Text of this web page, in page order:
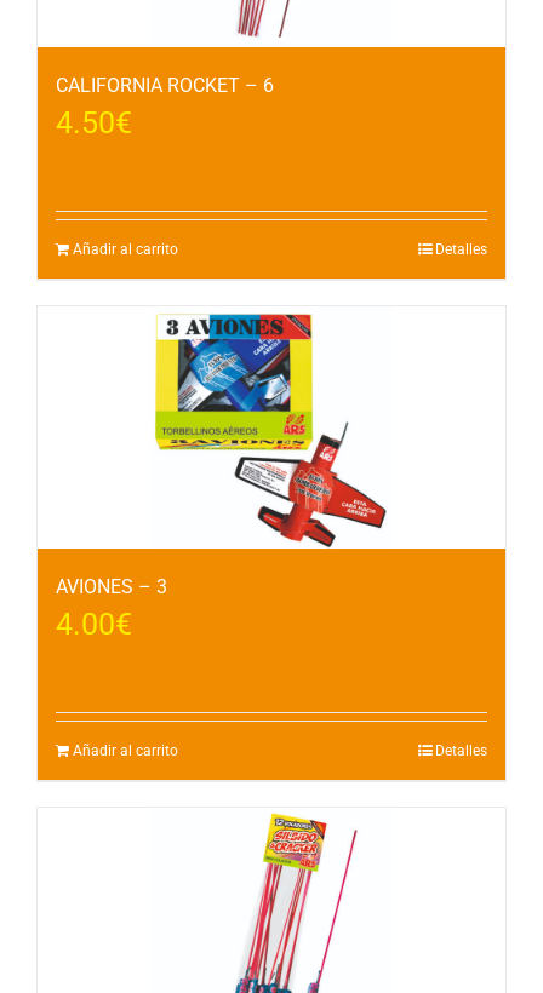
CALIFORNIA ROCKET – 6
4.50€
Añadir al carrito Detalles
AVIONES – 3
4.00€
Añadir al carrito Detalles